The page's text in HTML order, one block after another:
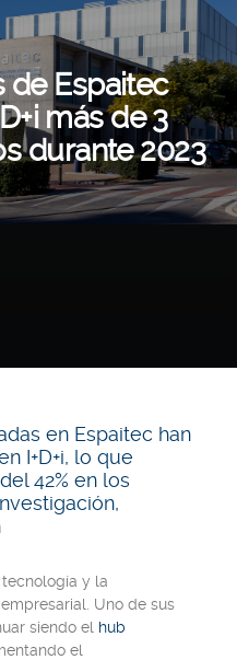
de Espaitec
más de 3
durante 2023
en Espaitec han
I+D+i, lo que
42% en los
y la
Uno de sus
siendo el hub
el